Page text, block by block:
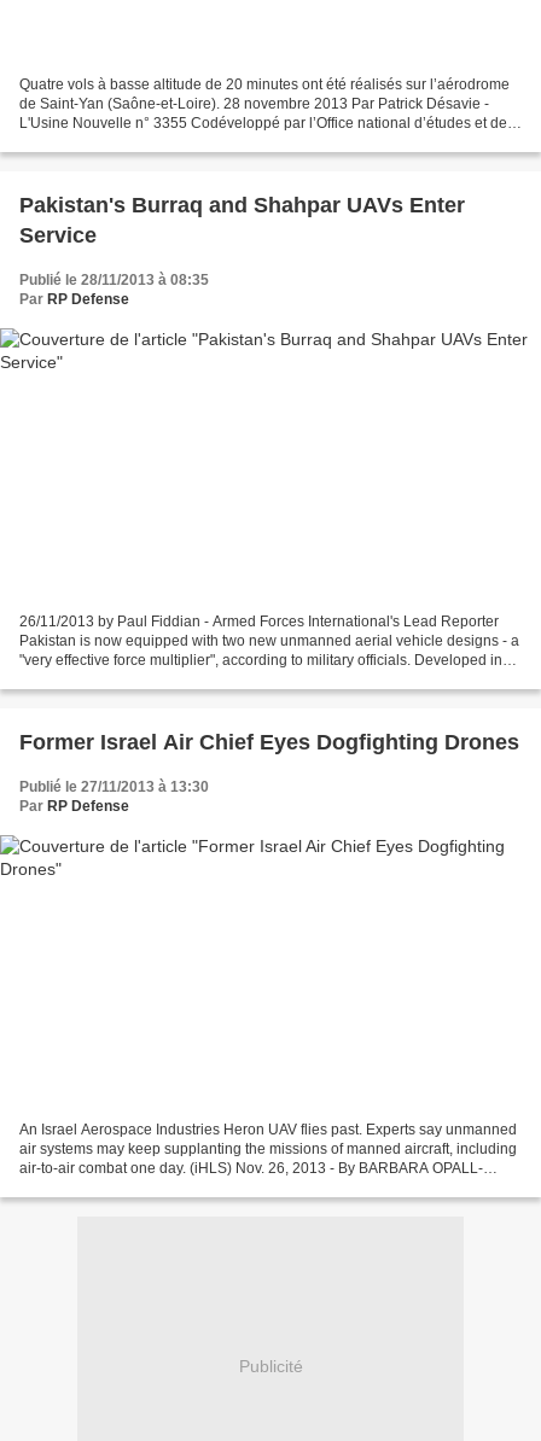
Quatre vols à basse altitude de 20 minutes ont été réalisés sur l’aérodrome
de Saint-Yan (Saône-et-Loire). 28 novembre 2013 Par Patrick Désavie -
L'Usine Nouvelle n° 3355 Codéveloppé par l’Office national d’études et de
Pakistan's Burraq and Shahpar UAVs Enter
Service
Publié le 28/11/2013 à 08:35
Par RP Defense
26/11/2013 by Paul Fiddian - Armed Forces International's Lead Reporter
Pakistan is now equipped with two new unmanned aerial vehicle designs - a
"very effective force multiplier", according to military officials. Developed in
Former Israel Air Chief Eyes Dogfighting Drones
Publié le 27/11/2013 à 13:30
Par RP Defense
An Israel Aerospace Industries Heron UAV flies past. Experts say unmanned
air systems may keep supplanting the missions of manned aircraft, including
air-to-air combat one day. (iHLS) Nov. 26, 2013 - By BARBARA OPALL-
Publicité